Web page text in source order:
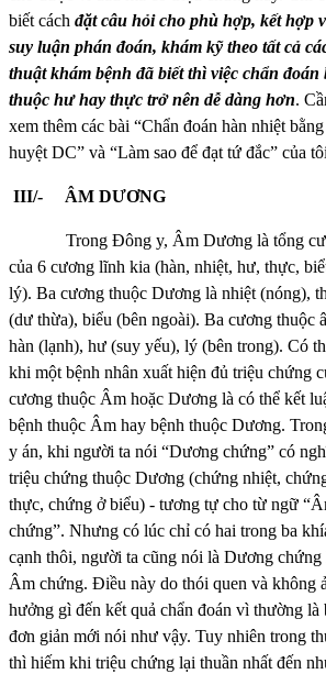
biết cách đặt câu hỏi cho phù hợp, kết hợp
suy luận phán đoán, khám kỹ theo tất cả
thuật khám bệnh đã biết thì việc chẩn đoán
thuộc hư hay thực trở nên dễ dàng hơn.
xem thêm các bài “Chẩn đoán hàn nhiệt bằng
huyệt DC” và “Làm sao để đạt tứ đắc” của
III/- ÂM DƯƠNG
Trong Đông y, Âm Dương là tổng
của 6 cương lĩnh kia (hàn, nhiệt, hư, thực,
lý). Ba cương thuộc Dương là nhiệt (nóng),
(dư thừa), biểu (bên ngoài). Ba cương thuộc
hàn (lạnh), hư (suy yếu), lý (bên trong). Có
khi một bệnh nhân xuất hiện đủ triệu chứng
cương thuộc Âm hoặc Dương là có thể kết
bệnh thuộc Âm hay bệnh thuộc Dương.
y án, khi người ta nói “Dương chứng” có
triệu chứng thuộc Dương (chứng nhiệt,
thực, chứng ở biểu) - tương tự cho từ ngữ
chứng”. Nhưng có lúc chỉ có hai trong ba
cạnh thôi, người ta cũng nói là Dương chứng
Âm chứng. Điều này do thói quen và không
hưởng gì đến kết quả chẩn đoán vì thường là
đơn giản mới nói như vậy. Tuy nhiên trong
thì hiếm khi triệu chứng lại thuần nhất đến